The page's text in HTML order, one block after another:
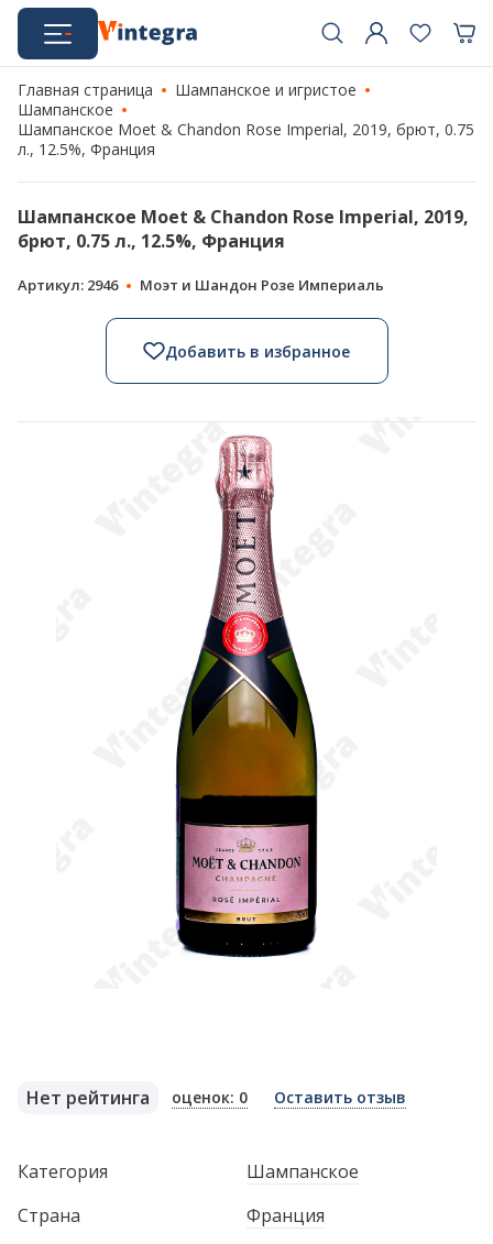
Главная страница
Шампанское и игристое
Шампанское
Шампанское Moet & Chandon Rose Imperial, 2019, брют, 0.75
л., 12.5%, Франция
Шампанское Moet & Chandon Rose Imperial, 2019,
брют, 0.75 л., 12.5%, Франция
Артикул: 2946 Моэт и Шандон Розе Империаль
Добавить в избранное
Нет рейтинга оценок: 0 Оставить отзыв
Категория
Шампанское
Страна
Франция